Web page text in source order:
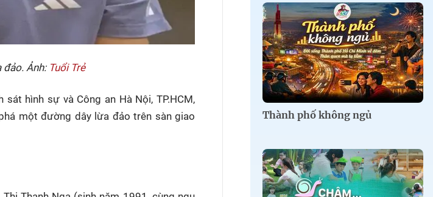
đảo. Ảnh: Tuổi Trẻ
hình sự và Công an Hà Nội, TP.HCM,
một đường dây lừa đảo trên sàn giao
Thành phố không ngủ